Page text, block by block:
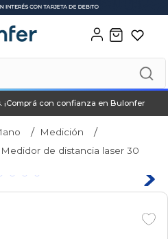
¡Comprá con confianza en Bulonfer
Medición
Medidor de distancia laser 30